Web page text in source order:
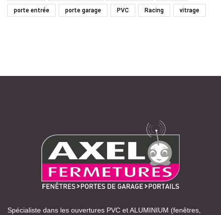
porte entrée porte garage PVC Racing vitrage
Spécialiste dans les ouvertures PVC et ALUMINIUM (fenêtres,